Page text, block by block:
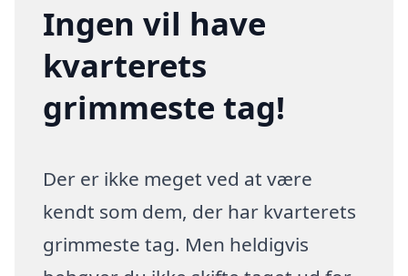
Ingen vil have
kvarterets
grimmeste tag!
Der er ikke meget ved at være
kendt som dem, der har kvarterets
grimmeste tag. Men heldigvis